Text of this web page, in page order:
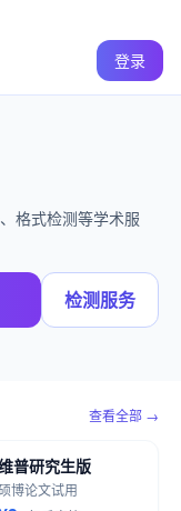
登录
格式检测等学术服
检测服务
查看全部 →
普研究生版
博论文试用